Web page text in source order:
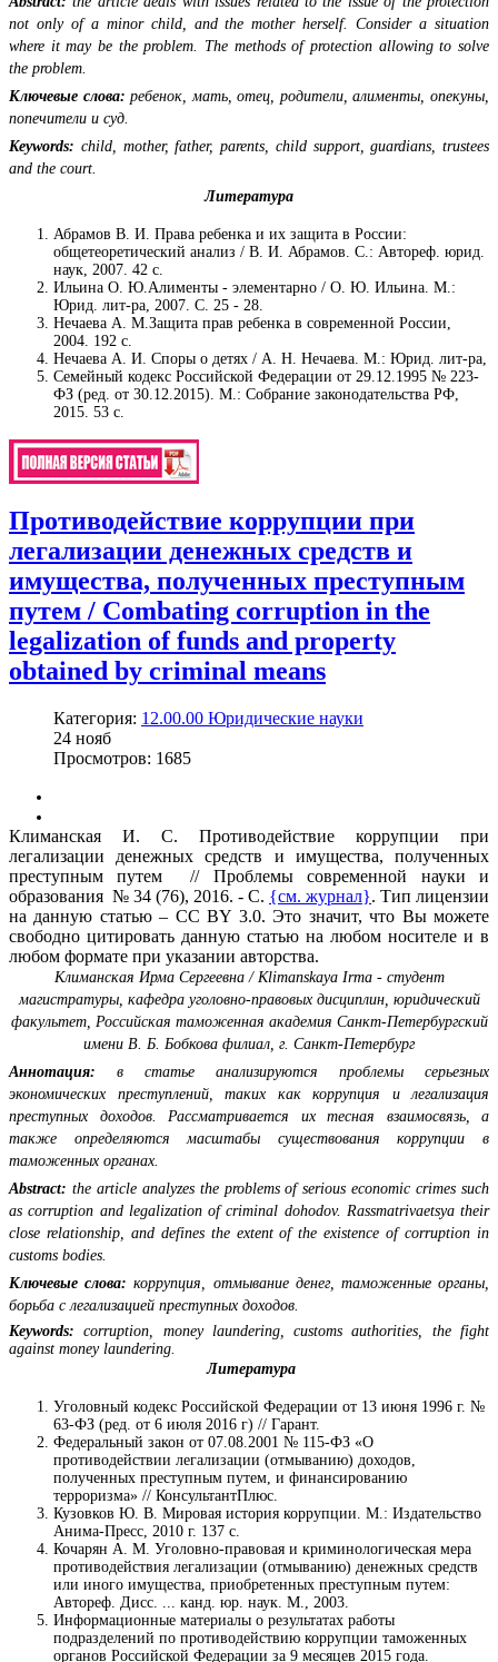
not only of a minor child, and the mother herself. Consider a situation
where it may be the problem. The methods of protection allowing to solve
the problem.
Ключевые слова: ребенок, мать, отец, родители, алименты, опекуны,
попечители и суд.
Keywords: child, mother, father, parents, child support, guardians, trustees
and the court.
Литература
Абрамов В. И. Права ребенка и их защита в России:
общетеоретический анализ / В. И. Абрамов. С.: Автореф. юрид.
наук, 2007. 42 с.
Ильина О. Ю.Алименты - элементарно / О. Ю. Ильина. М.:
Юрид. лит-ра, 2007. С. 25 - 28.
Нечаева А. М.Защита прав ребенка в современной России,
2004. 192 с.
Нечаева А. И. Споры о детях / А. Н. Нечаева. М.: Юрид. лит-ра,
Семейный кодекс Российской Федерации от 29.12.1995 № 223-
ФЗ (ред. от 30.12.2015). М.: Собрание законодательства РФ,
2015. 53 с.
Противодействие коррупции при
легализации денежных средств и
имущества, полученных преступным
путем / Combating corruption in the
legalization of funds and property
obtained by criminal means
Категория: 12.00.00 Юридические науки
24 нояб
Просмотров: 1685
Климанская И. С. Противодействие коррупции при
легализации денежных средств и имущества, полученных
преступным путем // Проблемы современной науки и
образования № 34 (76), 2016. - С. {см. журнал}. Тип лицензии
на данную статью – CC BY 3.0. Это значит, что Вы можете
свободно цитировать данную статью на любом носителе и в
любом формате при указании авторства.
Климанская Ирма Сергеевна / Klimanskaya Irma - студент
магистратуры, кафедра уголовно-правовых дисциплин, юридический
факультет, Российская таможенная академия Санкт-Петербургский
имени В. Б. Бобкова филиал, г. Санкт-Петербург
Аннотация: в статье анализируются проблемы серьезных
экономических преступлений, таких как коррупция и легализация
преступных доходов. Рассматривается их тесная взаимосвязь, а
также определяются масштабы существования коррупции в
таможенных органах.
Abstract: the article analyzes the problems of serious economic crimes such
as corruption and legalization of criminal dohodov. Rassmatrivaetsya their
close relationship, and defines the extent of the existence of corruption in
customs bodies.
Ключевые слова:коррупция, отмывание денег, таможенные органы,
борьба с легализацией преступных доходов.
Keywords: corruption, money laundering, customs authorities, the fight
against money laundering.
Литература
Уголовный кодекс Российской Федерации от 13 июня 1996 г. №
63-ФЗ (ред. от 6 июля 2016 г) // Гарант.
Федеральный закон от 07.08.2001 № 115-ФЗ «О
противодействии легализации (отмыванию) доходов,
полученных преступным путем, и финансированию
терроризма» // КонсультантПлюс.
Кузовков Ю. В. Мировая история коррупции. М.: Издательство
Анима-Пресс, 2010 г. 137 с.
Кочарян А. М. Уголовно-правовая и криминологическая мера
противодействия легализации (отмыванию) денежных средств
или иного имущества, приобретенных преступным путем:
Автореф. Дисс. ... канд. юр. наук. М., 2003.
Информационные материалы о результатах работы
подразделений по противодействию коррупции таможенных
органов Российской Федерации за 9 месяцев 2015 года.